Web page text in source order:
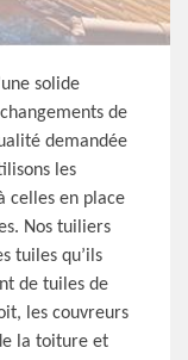
solide
de
demandée
les
celles en place
Nos tuiliers
tuiles qu’ils
de tuiles de
les couvreurs
la toiture et